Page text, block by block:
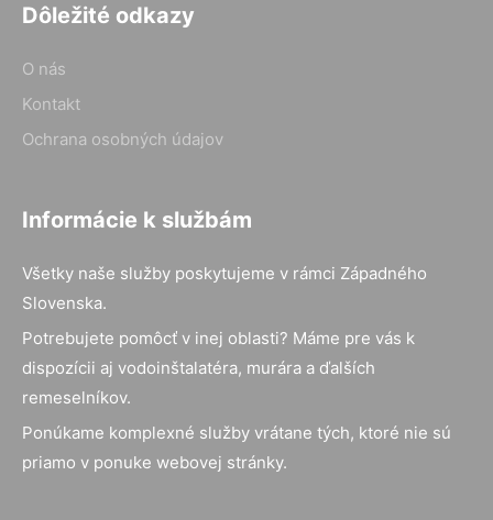
Dôležité odkazy
O nás
Kontakt
Ochrana osobných údajov
Informácie k službám
Všetky naše služby poskytujeme v rámci Západného
Slovenska.
Potrebujete pomôcť v inej oblasti? Máme pre vás k
dispozícii aj vodoinštalatéra, murára a ďalších
remeselníkov.
Ponúkame komplexné služby vrátane tých, ktoré nie sú
priamo v ponuke webovej stránky.